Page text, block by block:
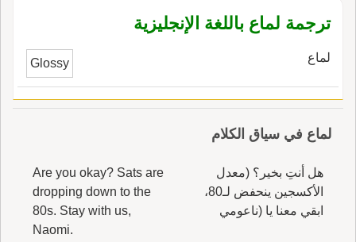
غيره: والأَلمَعِيّ واليَلمَعيُّ المَلاَّذُ وهو الذي يَخْلِطُ
جسمه بُقَعٌ تخالف سائر لونه فإِذا كان فيه استطالة
شهد عليه يومَ السَّرْحِ.
ترجمة لماع باللغة الإنجليزية
لماع Glossy
لماع في سياق الكلام
هل أنتِ بخير؟ (معدل
الأكسجين ينحفض لـ80،
ابقي معنا يا (ناعومي
Are you okay? Sats are
dropping down to the
80s. Stay with us,
Naomi.